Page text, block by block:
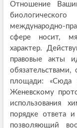
Отношение
международно-
сфере носит,
характер.
правовые акты
площади: «Сюда
Женевскому
использования
порядке ответа
позволяющий